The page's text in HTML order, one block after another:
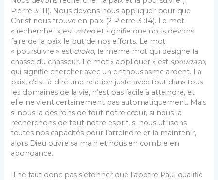
Pierre 3 :11). Nous devons nous appliquer pour que
Christ nous trouve en paix (2 Pierre 3 :14). Le mot
« rechercher » estzeteoet signifie que nous devons
faire de la paix le but de nos efforts. Le mot
« poursuivre » est dioko, le même mot qui désigne la
chasse du chasseur. Le mot « appliquer » est spoudazo,
qui signifie chercher avec un enthousiasme ardent. La
paix, c’est-à-dire une relation juste avec tout dans tous
les domaines de la vie, n’est pas facile à atteindre, et
elle ne vient certainement pas automatiquement. Mais
si nous la désirons de tout notre cœur, si nous la
recherchons de tout notre esprit, si nous utilisons
toutes nos capacités pour l’atteindre et la maintenir,
alors Dieu ouvre sa main et nous en comble en
abondance.
Il ne faut donc pas s’étonner que l’apôtre Paul qualifie